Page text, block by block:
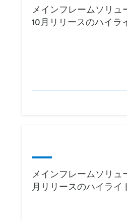
メインフレームソリュ
10月リリースのハイラ
メインフレームソリュ
月リリースのハイライ